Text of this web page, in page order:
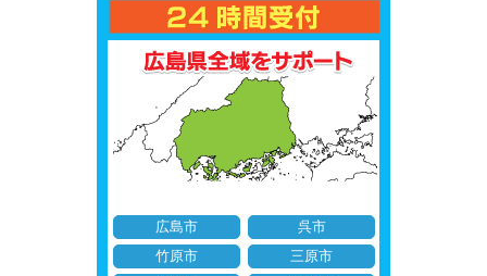
広島市
呉市
竹原市
三原市